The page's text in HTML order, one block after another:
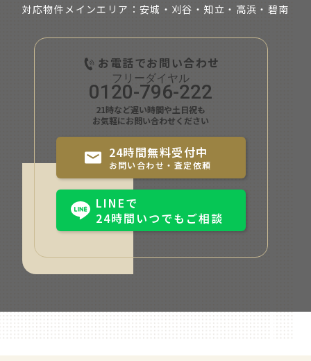
対応物件メインエリア：安城・刈谷・知立・ 高浜・碧南
お電話でお問い合わせ
0120-796-222
21時など遅い時間や土日祝も
お気軽にお問い合わせください
24時間無料受付中
お問い合わせ・査定依頼
LINEで
24時間いつでもご相談